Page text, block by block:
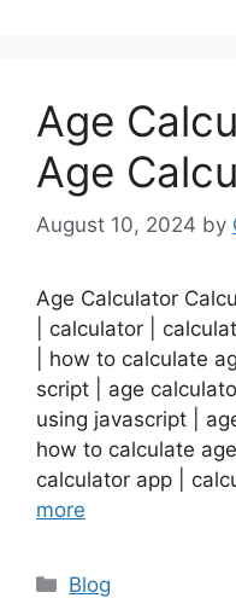
Age
Age
August 10, 2024 by
Age Calculator
| calculator |
| how to calculate
script | age
using javascript |
how to calculate
calculator app |
more
Categories
Blog